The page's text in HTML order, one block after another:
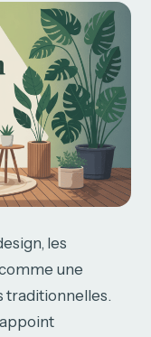
les
une
traditionnelles.